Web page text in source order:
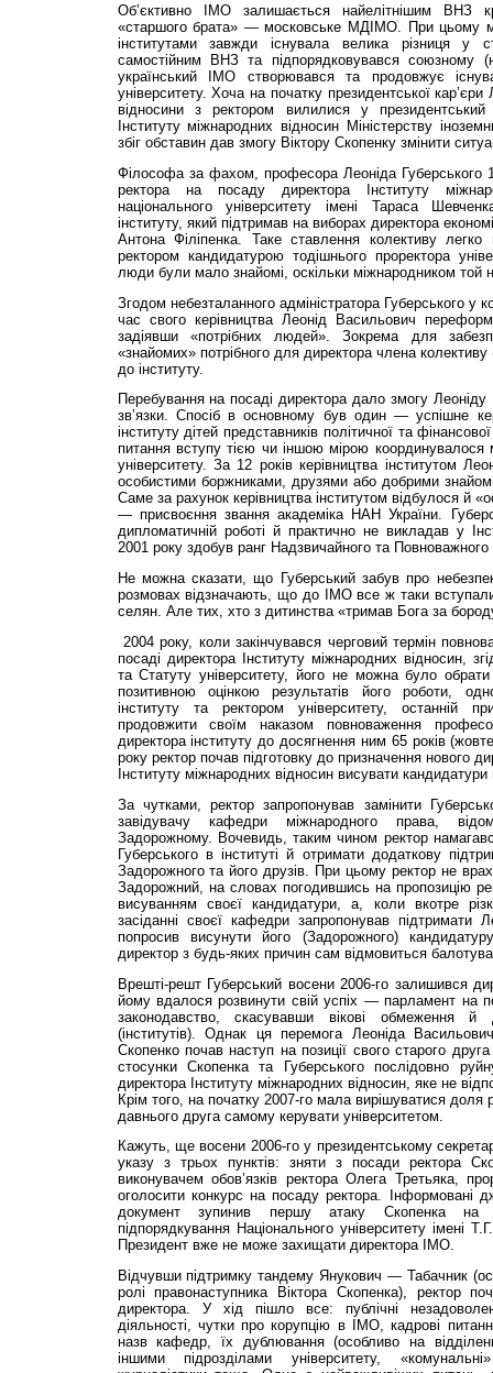
Об’єктивно ІМО залишається найелітнішим ВНЗ
«старшого брата» — московське МДІМО. При цьому
інститутами завжди існувала велика різниця
самостійним ВНЗ та підпорядковувався
український ІМО створювався та продовжує
університету. Хоча на початку президентської
відносини з ректором вилилися у
Інституту міжнародних відносин Міністерству
збіг обставин дав змогу Віктору Скопенку змінити
Філософа за фахом, професора Леоніда Губерського
ректора на посаду директора Інституту
національного університету імені Тараса
інституту, який підтримав на виборах директора
Антона Філіпенка. Таке ставлення колективу легко
ректором кандидатурою тодішнього проректора
лю­ди були мало знайомі, оскільки міжнародником той
Згодом небезталанного адміністратора Губерського у
час свого керівництва Леонід Васильович
задіявши «потрібних людей». Зокрема для
«знайомих» потрібного для директора члена
до інституту.
Перебування на посаді директора дало змогу Леоніду
зв’язки. Спосіб в основному був один — успішне
інституту дітей представників політичної та
питання вступу тією чи іншою мірою координувалося
університету. За 12 років керівництва інститутом
особистими боржниками, друзями або добрими
Саме за рахунок керівництва інститутом відбулося й
— присвоєння звання академіка НАН України.
дипломатичній роботі й практично не викладав у
2001 року здобув ранг Надзвичайного та
Не можна сказати, що Губерський забув про
розмовах відзначають, що до ІМО все ж таки вступали
селян. Але тих, хто з дитинства «тримав Бога за
2004 року, коли закінчувався черговий термін
посаді директора Інституту міжнародних відносин,
та Статуту університету, його не можна було
позитивною оцінкою результатів його роботи,
інституту та ректором університету, останній
продовжити своїм наказом повноваження
директора інституту до досягнення ним 65 років
року ректор почав підготовку до призначення нового
Інституту міжнародних відносин висувати
За чутками, ректор запропонував замінити
завідувачу кафедри міжнародного права,
Задорожному. Вочевидь, таким чином ректор
Губерського в інституті й отримати додаткову
Задорожного та його друзів. При цьому ректор не
Задорожний, на словах погодившись на пропозицію
висуванням своєї кандидатури, а, коли вкотре
засіданні своєї кафедри запропонував підтримати
попросив висунути його (Задорожного)
директор з будь-яких причин сам відмовиться
Врешті-решт Губерський восени 2006-го залишився
йому вдалося розвинути свій успіх — парламент на
законодавство, скасувавши вікові обмеження й
(інститутів). Однак ця перемога Леоніда
Скопенко почав наступ на позиції свого старого
стосунки Скопенка та Губерського послідовно
директора Інституту міжнародних відносин, яке не
Крім того, на початку 2007-го мала вирішуватися доля
давнього друга самому керувати університетом.
Кажуть, ще восени 2006-го у президентському
указу з трьох пунктів: зняти з посади ректора
виконувачем обов’язків ректора Олега Третьяка,
оголосити конкурс на посаду ректора.
документ зупинив першу атаку Скопенка на
підпорядкування Національного університету імені
Президент вже не може захищати директора ІМО.
Відчувши підтримку тандему Янукович — Табачник
ролі правонаступника Віктора Скопенка), ректор
директора. У хід пішло все: публічні
діяльності, чутки про корупцію в ІМО, кадрові
назв кафедр, їх дублювання (особливо на
іншими підрозділами університету,